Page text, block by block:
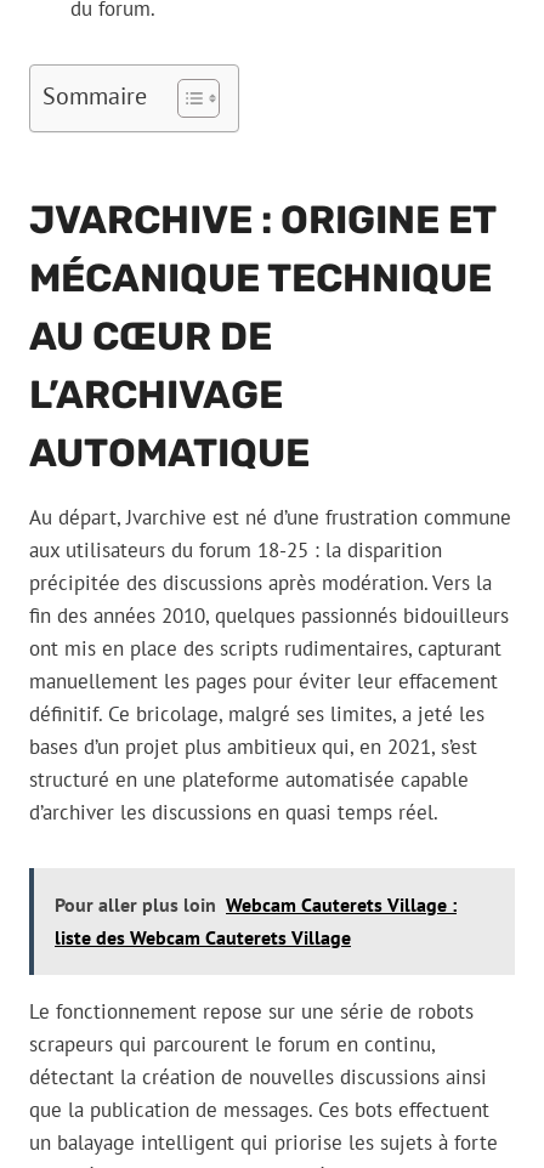
du forum.
Sommaire
JVARCHIVE : ORIGINE ET
MÉCANIQUE TECHNIQUE
AU CŒUR DE
L’ARCHIVAGE
AUTOMATIQUE
Au départ, Jvarchive est né d’une frustration commune
aux utilisateurs du forum 18-25 : la disparition
précipitée des discussions après modération. Vers la
fin des années 2010, quelques passionnés bidouilleurs
ont mis en place des scripts rudimentaires, capturant
manuellement les pages pour éviter leur effacement
définitif. Ce bricolage, malgré ses limites, a jeté les
bases d’un projet plus ambitieux qui, en 2021, s’est
structuré en une plateforme automatisée capable
d’archiver les discussions en quasi temps réel.
Pour aller plus loin Webcam Cauterets Village :
liste des Webcam Cauterets Village
Le fonctionnement repose sur une série de robots
scrapeurs qui parcourent le forum en continu,
détectant la création de nouvelles discussions ainsi
que la publication de messages. Ces bots effectuent
un balayage intelligent qui priorise les sujets à forte